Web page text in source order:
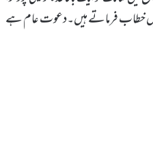
میں خطاب فرماتے ہیں۔دعوت عام ہے